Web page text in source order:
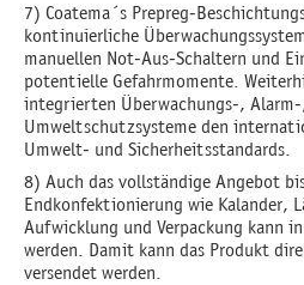
7) Coatema´s Prepreg-
kontinuierliche
manuellen Not-Aus-Schaltern und
potentielle Gefahrmomente.
integrierten Überwachungs-,
Umweltschutzsysteme den
Umwelt- und Sicherheitsstandards.
8) Auch das vollständige Angebot
Endkonfektionierung wie Kalander,
Aufwicklung und Verpackung kann
werden. Damit kann das Produkt
versendet werden.